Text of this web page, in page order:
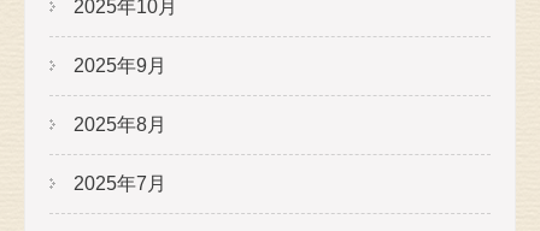
2025年10月
2025年9月
2025年8月
2025年7月